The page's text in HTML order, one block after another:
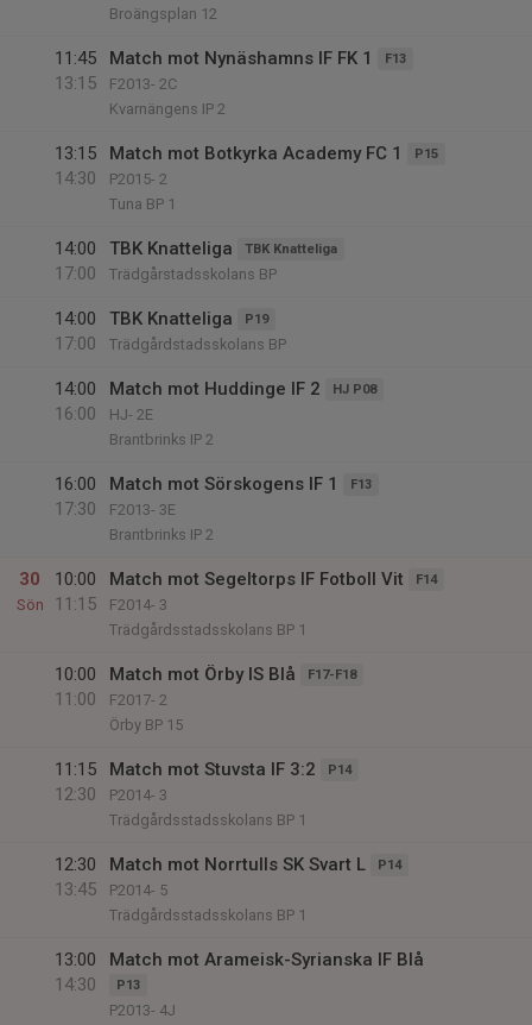
Broängsplan 12
11:45
13:15
Match mot Nynäshamns IF FK 1 F13
F2013- 2C
Kvarnängens IP 2
13:15
14:30
Match mot Botkyrka Academy FC 1 P15
P2015- 2
Tuna BP 1
14:00
17:00
TBK Knatteliga TBK Knatteliga
Trädgårstadsskolans BP
14:00
17:00
TBK Knatteliga P19
Trädgårdstadsskolans BP
14:00
16:00
Match mot Huddinge IF 2 HJ P08
HJ- 2E
Brantbrinks IP 2
16:00
17:30
Match mot Sörskogens IF 1 F13
F2013- 3E
Brantbrinks IP 2
30
Sön
10:00
11:15
Match mot Segeltorps IF Fotboll Vit F14
F2014- 3
Trädgårdsstadsskolans BP 1
10:00
11:00
Match mot Örby IS Blå F17-F18
F2017- 2
Örby BP 15
11:15
12:30
Match mot Stuvsta IF 3:2 P14
P2014- 3
Trädgårdsstadsskolans BP 1
12:30
13:45
Match mot Norrtulls SK Svart L P14
P2014- 5
Trädgårdsstadsskolans BP 1
13:00
14:30
Match mot Arameisk-Syrianska IF Blå
P13
P2013- 4J